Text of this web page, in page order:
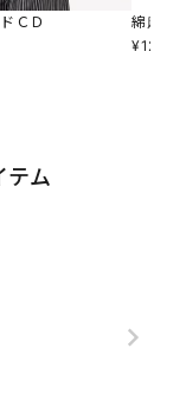
ＣＤ
綿麻で
¥
テム